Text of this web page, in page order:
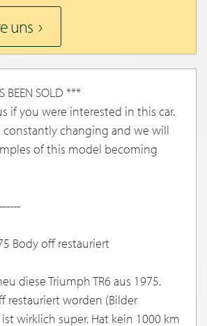
uns
BEEN SOLD ***
if you were interested in this car.
changing and we will
of this model becoming
Body off restauriert
diese Triumph TR6 aus 1975.
restauriert worden (Bilder
wirklich super. Hat kein 1000 km